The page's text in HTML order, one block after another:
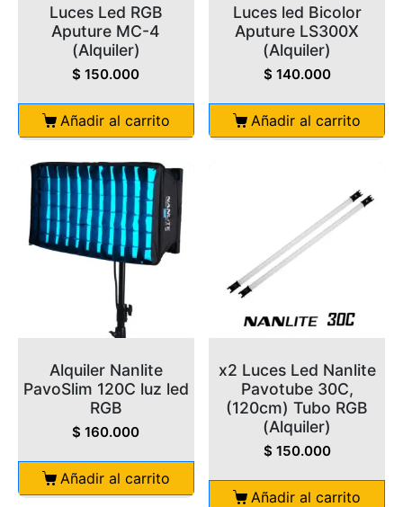
Luces Led RGB
Aputure MC-4
(Alquiler)
$ 150.000
Añadir al carrito
Luces led Bicolor
Aputure LS300X
(Alquiler)
$ 140.000
Añadir al carrito
Alquiler Nanlite
PavoSlim 120C luz led
RGB
$ 160.000
Añadir al carrito
x2 Luces Led Nanlite
Pavotube 30C,
(120cm) Tubo RGB
(Alquiler)
$ 150.000
Añadir al carrito